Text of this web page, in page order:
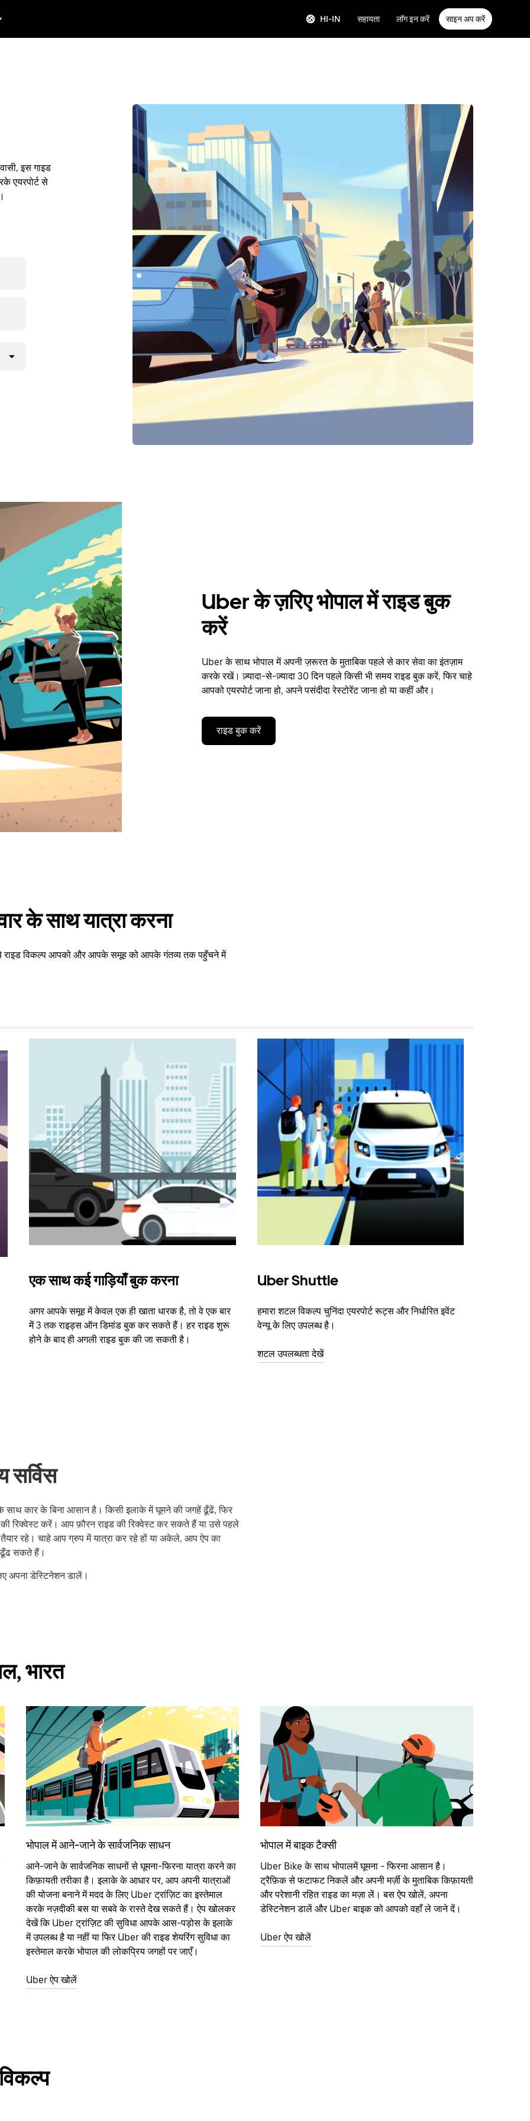
HI-IN सहायता लॉग इन करें साइन अप करें
इस गाइड
एयरपोर्ट से
Uber के ज़रिए भोपाल में राइड बुक
करें
Uber के साथ भोपाल में अपनी ज़रूरत के मुताबिक पहले से कार सेवा का इंतज़ाम
करके रखें। ज़्यादा-से-ज़्यादा 30 दिन पहले किसी भी समय राइड बुक करें, फिर चाहे
आपको एयरपोर्ट जाना हो, अपने पसंदीदा रेस्टोरेंट जाना हो या कहीं और।
राइड बुक करें
के साथ यात्रा करना
ये राइड विकल्प आपको और आपके समूह को आपके गंतव्य तक पहुँचने में
एक साथ कई गाड़ियाँ बुक करना
अगर आपके समूह में केवल एक ही खाता धारक है, तो वे एक बार
में 3 तक राइड्स ऑन डिमांड बुक कर सकते हैं। हर राइड शुरू
होने के बाद ही अगली राइड बुक की जा सकती है।
Uber Shuttle
हमारा शटल विकल्प चुनिंदा एयरपोर्ट रूट्स और निर्धारित इवेंट
वेन्यू के लिए उपलब्ध है।
शटल उपलब्धता देखें
सर्विस
कार के बिना आसान है। किसी इलाके में घूमने की जगहें ढूँढें, फिर
रिक्वेस्ट करें। आप फ़ौरन राइड की रिक्वेस्ट कर सकते हैं या उसे पहले
रहे। चाहे आप ग्रुप में यात्रा कर रहे हों या अकेले, आप ऐप का
ढूँढ सकते हैं।
अपना डेस्टिनेशन डालें।
भारत
भोपाल में आने-जाने के सार्वजनिक साधन
आने-जाने के सार्वजनिक साधनों से घूमना-फिरना यात्रा करने का
किफ़ायती तरीका है। इलाके के आधार पर, आप अपनी यात्राओं
की योजना बनाने में मदद के लिए Uber ट्रांज़िट का इस्तेमाल
करके नज़दीकी बस या सबवे के रास्ते देख सकते हैं। ऐप खोलकर
देखें कि Uber ट्रांज़िट की सुविधा आपके आस-पड़ोस के इलाके
में उपलब्ध है या नहीं या फिर Uber की राइड शेयरिंग सुविधा का
इस्तेमाल करके भोपाल की लोकप्रिय जगहों पर जाएँ।
Uber ऐप खोलें
भोपाल में बाइक टैक्सी
Uber Bike के साथ भोपालमें घूमना - फिरना आसान है।
ट्रैफ़िक से फटाफट निकलें और अपनी मर्ज़ी के मुताबिक किफ़ायती
और परेशानी रहित राइड का मज़ा लें। बस ऐप खोलें, अपना
डेस्टिनेशन डालें और Uber बाइक को आपको वहाँ ले जाने दें।
Uber ऐप खोलें